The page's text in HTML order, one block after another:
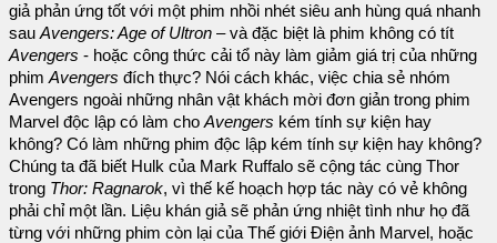
giả phản ứng tốt với một phim nhồi nhét siêu anh hùng quá nhanh
sau Avengers: Age of Ultron – và đặc biệt là phim không có tít
Avengers - hoặc công thức cải tổ này làm giảm giá trị của những
phim Avengers đích thực? Nói cách khác, việc chia sẻ nhóm
Avengers ngoài những nhân vật khách mời đơn giản trong phim
Marvel độc lập có làm cho Avengers kém tính sự kiện hay
không? Có làm những phim độc lập kém tính sự kiện hay không?
Chúng ta đã biết Hulk của Mark Ruffalo sẽ cộng tác cùng Thor
trong Thor: Ragnarok, vì thế kế hoạch hợp tác này có vẻ không
phải chỉ một lần. Liệu khán giả sẽ phản ứng nhiệt tình như họ đã
từng với những phim còn lại của Thế giới Điện ảnh Marvel, hoặc